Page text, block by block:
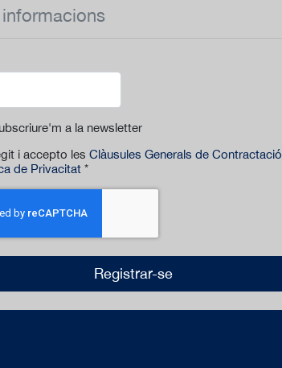
a la newsletter
i accepto lesClàusules Generals de Contractació
de Privacitat*
Registrar-se